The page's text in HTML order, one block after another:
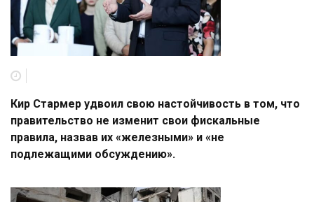
Кир Стармер удвоил свою настойчивость в том, что
правительство не изменит свои фискальные
правила, назвав их «железными» и «не
подлежащими обсуждению».